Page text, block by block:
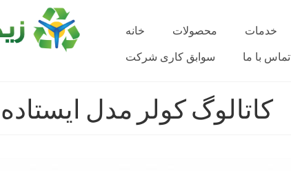
خانه محصولات خدمات
سوابق کاری شرکت
تماس با ما
کاتالوگ کولر مدل